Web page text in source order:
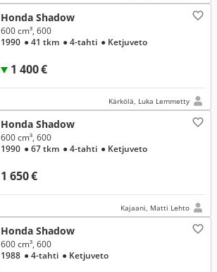
Honda Shadow
1 400 €
600 cm³, 600
1990 ● 41 tkm ● 4-tahti ● Ketjuveto
Kärkölä, Luka Lemmetty
Honda Shadow
1 650 €
600 cm³, 600
1990 ● 67 tkm ● 4-tahti ● Ketjuveto
Kajaani, Matti Lehto
Honda Shadow
600 cm³, 600
1988 ● 4-tahti ● Ketjuveto